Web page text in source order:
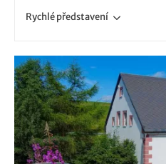
Rychlépředstavení